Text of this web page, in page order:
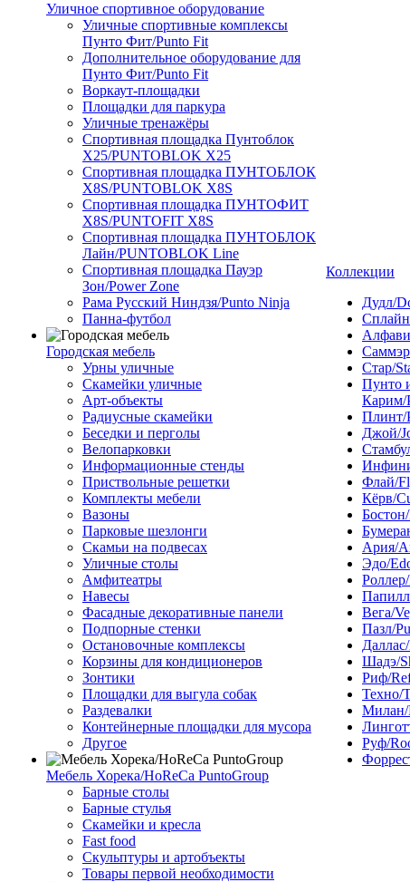
Уличное спортивное оборудование
Уличные спортивные комплексы
Пунто Фит/Punto Fit
Дополнительное оборудование для
Пунто Фит/Punto Fit
Воркаут-площадки
Площадки для паркура
Уличные тренажёры
Спортивная площадка Пунтоблок
Х25/PUNTOBLOK X25
Спортивная площадка ПУНТОБЛОК
X8S/PUNTOBLOK X8S
Спортивная площадка ПУНТОФИТ
X8S/PUNTOFIT X8S
Спортивная площадка ПУНТОБЛОК
Лайн/PUNTOBLOK Line
Спортивная площадка Пауэр
Зон/Power Zone
Рама Русский Ниндзя/Punto Ninja
Панна-футбол
Городская мебель
Урны уличные
Скамейки уличные
Арт-объекты
Радиусные скамейки
Беседки и перголы
Велопарковки
Информационные стенды
Приствольные решетки
Комплекты мебели
Вазоны
Парковые шезлонги
Скамьи на подвесах
Уличные столы
Амфитеатры
Навесы
Фасадные декоративные панели
Подпорные стенки
Остановочные комплексы
Корзины для кондиционеров
Зонтики
Площадки для выгула собак
Раздевалки
Контейнерные площадки для мусора
Другое
Мебель Хорека/HoReCa PuntoGroup
Барные столы
Барные стулья
Скамейки и кресла
Fast food
Скульптуры и артобъекты
Товары первой необходимости
Коллекции
Дудл/
Стар/
Пунто
Карим/
Плинт/
Джой/
Флай/
Кёрв/
Ария/
Эдо/
Вега/
Пазл/
Шадэ/
Риф/
Техно/
Милан/
Руф/